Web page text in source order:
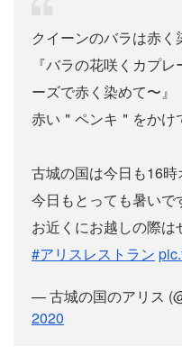
クイーンのバラは赤く
『バラの花咲くカプ
ーズで赤く染めて〜』
赤い＂ペンキ＂をかけ
古城の国は今日も16
今日もとっても暑いで
お近くにお越しの際
#アリスレストラン
— 古城の国のアリス
2020